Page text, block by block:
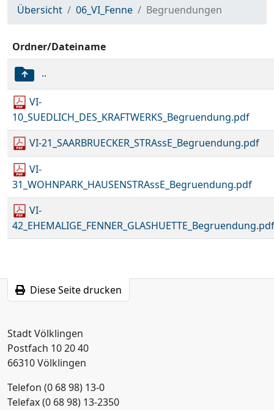
Übersicht 06_VI_Fenne Begruendungen
Ordner/Dateiname
..
VI-
10_SUEDLICH_DES_KRAFTWERKS_Begruendung.pdf
VI-21_SAARBRUECKER_STRAssE_Begruendung.pdf
VI-
31_WOHNPARK_HAUSENSTRAssE_Begruendung.pdf
VI-
42_EHEMALIGE_FENNER_GLASHUETTE_Begruendung.pdf
Diese Seite drucken
Stadt Völklingen
Postfach 10 20 40
66310 Völklingen
Telefon (0 68 98) 13-0
Telefax (0 68 98) 13-2350